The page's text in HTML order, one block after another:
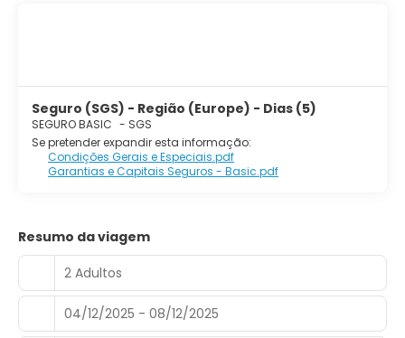
Seguro (SGS) - Região (Europe) - Dias (5)
SEGURO BASIC - SGS
Se pretender expandir esta informação:
Condições Gerais e Especiais.pdf
Garantias e Capitais Seguros - Basic.pdf
Resumo da viagem
2 Adultos
04/12/2025 - 08/12/2025